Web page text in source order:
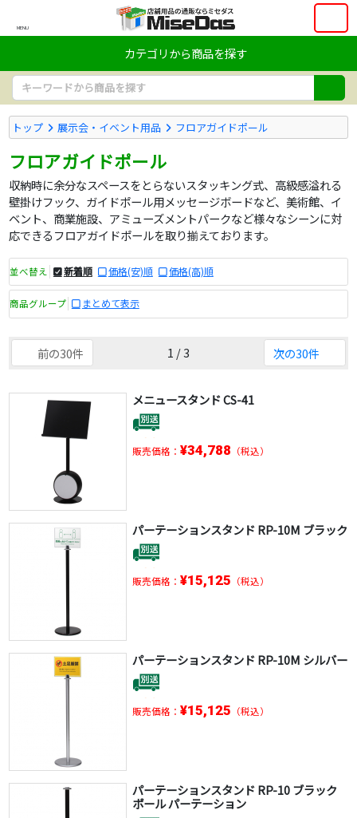
MENU
カテゴリから商品を探す
トップ 展示会・イベント用品 フロアガイドポール
フロアガイドポール
収納時に余分なスペースをとらないスタッキング式、高級感溢れる
壁掛けフック、ガイドポール用メッセージボードなど、美術館、イ
ベント、商業施設、アミューズメントパークなど様々なシーンに対
応できるフロアガイドポールを取り揃えております。
並べ替え 新着順 価格(安)順 価格(高)順
商品グループ まとめて表示
前の30件 1 / 3 次の30件
メニュースタンド CS-41
販売価格： ¥34,788 （税込）
パーテーションスタンド RP-10M ブラック
販売価格： ¥15,125 （税込）
パーテーションスタンド RP-10M シルバー
販売価格： ¥15,125 （税込）
パーテーションスタンド RP-10 ブラック
ポール パーテーション